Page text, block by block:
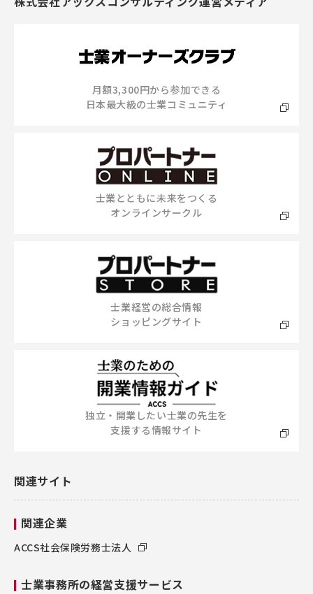
月額3,300円から参加できる
日本最大級の士業コミュニティ
士業とともに未来をつくる
オンラインサークル
士業経営の総合情報
ショッピングサイト
独立・開業したい士業の先生を
支援する情報サイト
関連サイト
関連企業
ACCS社会保険労務士法人
士業事務所の経営支援サービス